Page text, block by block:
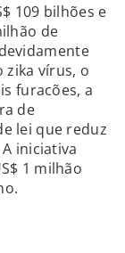
109 bilhões e
de
zika vírus, o
furacões, a
de
lei que reduz
iniciativa
1 milhão